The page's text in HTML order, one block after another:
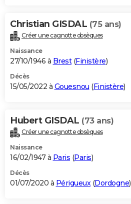
Christian GISDAL (75 ans)
Créer une cagnotte obsèques
Naissance
27/10/1946 à Brest(Finistère)
Décès
15/05/2022 à Gouesnou (Finistère)
Hubert GISDAL (73 ans)
Créer une cagnotte obsèques
Naissance
16/02/1947 à Paris (Paris)
Décès
01/07/2020 à Périgueux(Dordogne)